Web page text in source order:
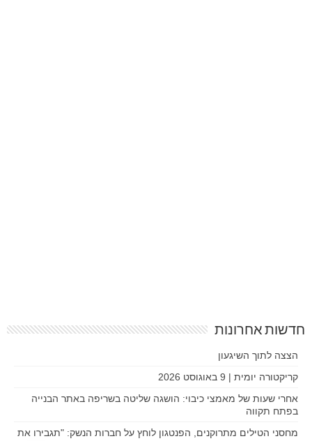
חדשות אחרונות
הצצה לתוך השיגעון
קריקטורה יומית | 9 באוגוסט 2026
אחרי שעות של מאמצי כיבוי: הושגה שליטה בשריפה באתר הבנייה
בפתח תקווה
מחסני הטילים מתרוקנים, הפנטגון לוחץ על חברות הנשק: "תגבירו את